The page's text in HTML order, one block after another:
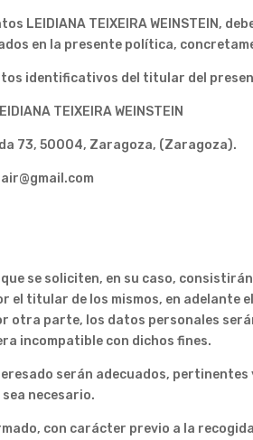
LEIDIANA TEIXEIRA WEINSTEIN,
en la presente política,
identificativos del titular del
TEIXEIRA WEINSTEIN
73, 50004, Zaragoza, (Zaragoza).
se soliciten, en su caso,
el titular de los mismos, en
otra parte, los datos personales
incompatible con dichos fines.
serán adecuados,
necesario.
con carácter previo a la